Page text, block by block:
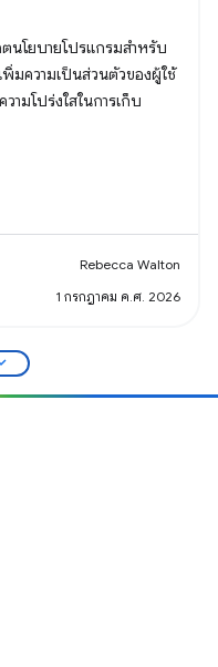
นโยบายโปรแกรมสำหรับ
มความเป็นส่วนตัวของผู้ใช้
ามโปร่งใสในการเก็บ
Rebecca Walton
1 กรกฎาคม ค.ศ. 2026